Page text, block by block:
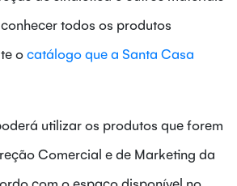
todos os produtos
ocatálogo que a Santa Casa
utilizar os produtos que forem
Comercial e de Marketing da
com o espaço disponível no